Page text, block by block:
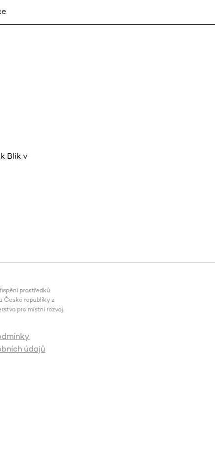
Blik v
prostředků
České republiky z
pro místní rozvoj.
údajů